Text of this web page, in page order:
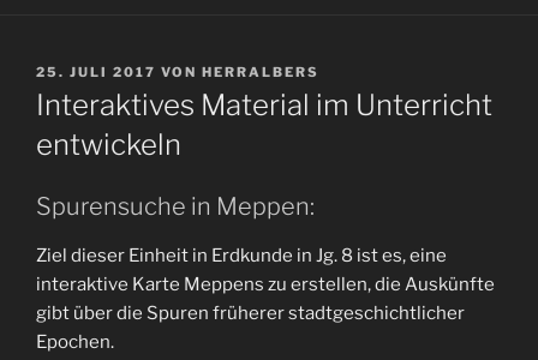
VERÖFFENTLICHT
AM
25. JULI 2017 VON HERRALBERS
Interaktives Material im Unterricht
entwickeln
Spurensuche in Meppen:
Ziel dieser Einheit in Erdkunde in Jg. 8 ist es, eine
interaktive Karte Meppens zu erstellen, die Auskünfte
gibt über die Spuren früherer stadtgeschichtlicher
Epochen.